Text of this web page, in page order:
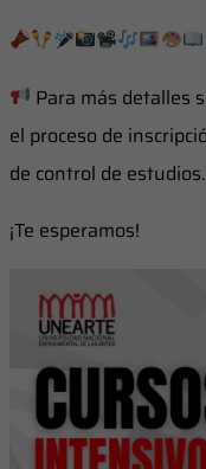
Para más detalles
el proceso de
de control de estudios.
¡Te esperamos!